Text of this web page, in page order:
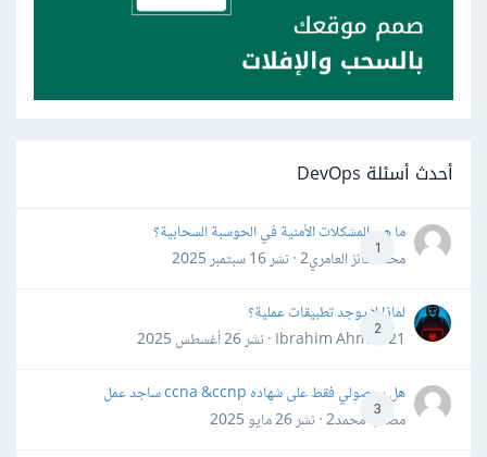
أحدث أسئلة DevOps
1
ما هي المشكلات الأمنية في الحوسبة السحابية؟
محمد فائز العامري2 · نشر
16 سبتمبر 2025
2
لماذا لا يوجد تطبيقات عملية؟
Ibrahim Ahmed21 · نشر
26 أغسطس 2025
3
هل بحصولي فقط على شهاده ccna &ccnp ساجد عمل
مصعب محمد2 · نشر
26 مايو 2025